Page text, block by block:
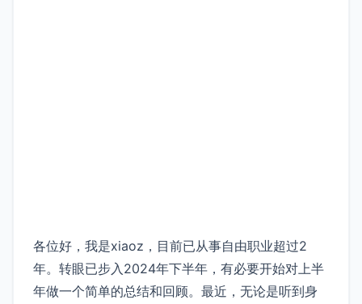
各位好，我是xiaoz，目前已从事自由职业超过2
年。转眼已步入2024年下半年，有必要开始对上半
年做一个简单的总结和回顾。最近，无论是听到身